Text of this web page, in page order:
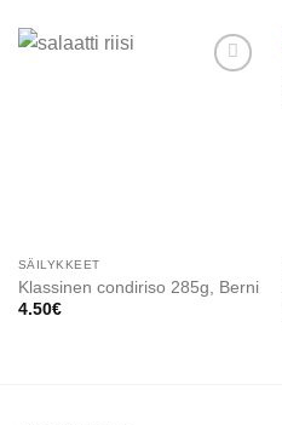
SÄILYKKEET
Klassinen condiriso 285g, Berni
4.50€